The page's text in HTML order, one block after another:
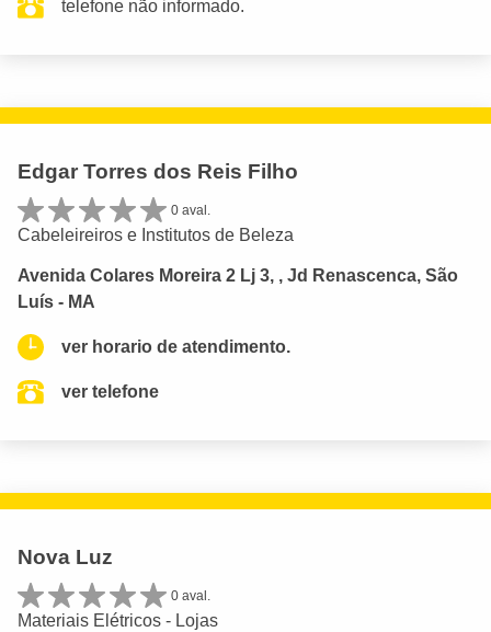
telefone não informado.
Edgar Torres dos Reis Filho
0 aval.
Cabeleireiros e Institutos de Beleza
Avenida Colares Moreira 2 Lj 3, , Jd Renascenca, São
Luís - MA
ver horario de atendimento.
ver telefone
Nova Luz
0 aval.
Materiais Elétricos - Lojas